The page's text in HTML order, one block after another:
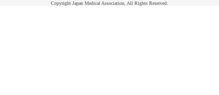
Copyright Japan Medical Association, All Rights Reserved.